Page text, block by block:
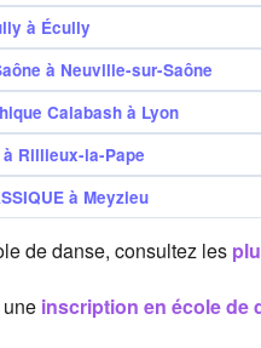
à Écully
à Neuville-sur-Saône
Calabash à Lyon
Rillieux-la-Pape
à Meyzieu
de danse, consultez les
inscription en école de